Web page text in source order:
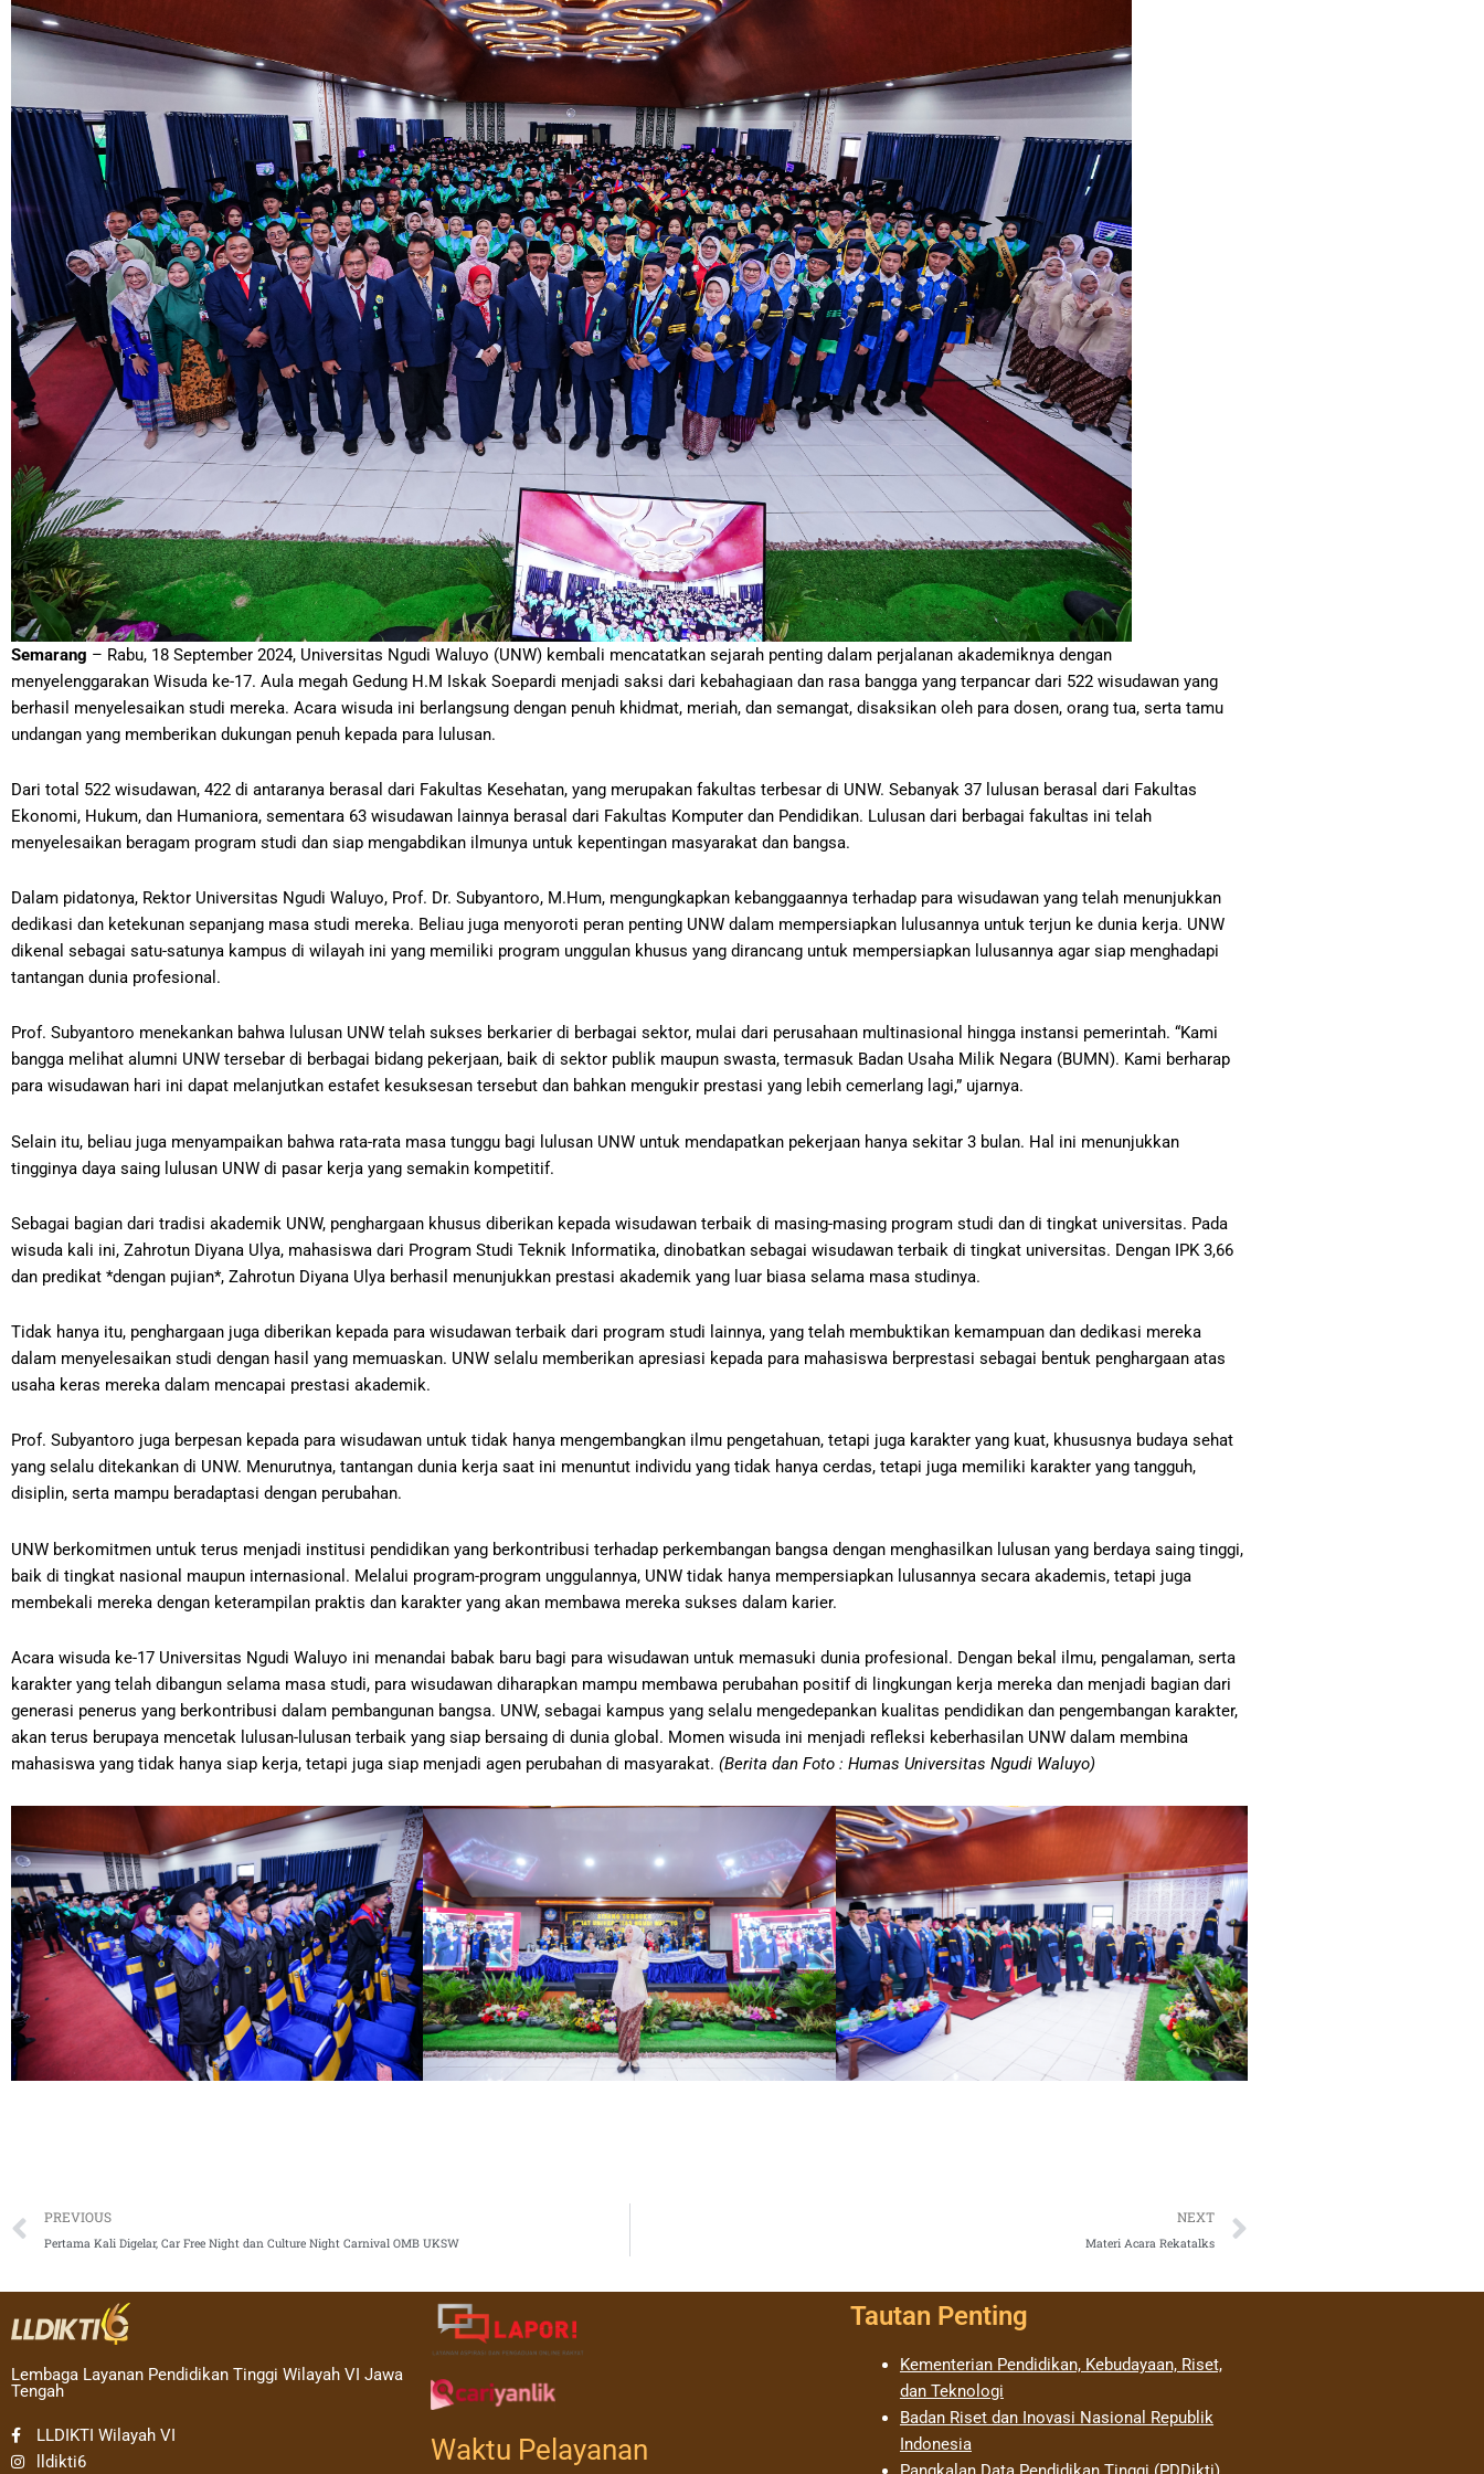
Semarang – Rabu, 18 September 2024, Universitas Ngudi Waluyo (UNW) kembali mencatatkan sejarah penting dalam perjalanan akademiknya dengan
menyelenggarakan Wisuda ke-17. Aula megah Gedung H.M Iskak Soepardi menjadi saksi dari kebahagiaan dan rasa bangga yang terpancar dari 522 wisudawan yang
berhasil menyelesaikan studi mereka. Acara wisuda ini berlangsung dengan penuh khidmat, meriah, dan semangat, disaksikan oleh para dosen, orang tua, serta tamu
undangan yang memberikan dukungan penuh kepada para lulusan.
Dari total 522 wisudawan, 422 di antaranya berasal dari Fakultas Kesehatan, yang merupakan fakultas terbesar di UNW. Sebanyak 37 lulusan berasal dari Fakultas
Ekonomi, Hukum, dan Humaniora, sementara 63 wisudawan lainnya berasal dari Fakultas Komputer dan Pendidikan. Lulusan dari berbagai fakultas ini telah
menyelesaikan beragam program studi dan siap mengabdikan ilmunya untuk kepentingan masyarakat dan bangsa.
Dalam pidatonya, Rektor Universitas Ngudi Waluyo, Prof. Dr. Subyantoro, M.Hum, mengungkapkan kebanggaannya terhadap para wisudawan yang telah menunjukkan
dedikasi dan ketekunan sepanjang masa studi mereka. Beliau juga menyoroti peran penting UNW dalam mempersiapkan lulusannya untuk terjun ke dunia kerja. UNW
dikenal sebagai satu-satunya kampus di wilayah ini yang memiliki program unggulan khusus yang dirancang untuk mempersiapkan lulusannya agar siap menghadapi
tantangan dunia profesional.
Prof. Subyantoro menekankan bahwa lulusan UNW telah sukses berkarier di berbagai sektor, mulai dari perusahaan multinasional hingga instansi pemerintah. “Kami
bangga melihat alumni UNW tersebar di berbagai bidang pekerjaan, baik di sektor publik maupun swasta, termasuk Badan Usaha Milik Negara (BUMN). Kami berharap
para wisudawan hari ini dapat melanjutkan estafet kesuksesan tersebut dan bahkan mengukir prestasi yang lebih cemerlang lagi,” ujarnya.
Selain itu, beliau juga menyampaikan bahwa rata-rata masa tunggu bagi lulusan UNW untuk mendapatkan pekerjaan hanya sekitar 3 bulan. Hal ini menunjukkan
tingginya daya saing lulusan UNW di pasar kerja yang semakin kompetitif.
Sebagai bagian dari tradisi akademik UNW, penghargaan khusus diberikan kepada wisudawan terbaik di masing-masing program studi dan di tingkat universitas. Pada
wisuda kali ini, Zahrotun Diyana Ulya, mahasiswa dari Program Studi Teknik Informatika, dinobatkan sebagai wisudawan terbaik di tingkat universitas. Dengan IPK 3,66
dan predikat *dengan pujian*, Zahrotun Diyana Ulya berhasil menunjukkan prestasi akademik yang luar biasa selama masa studinya.
Tidak hanya itu, penghargaan juga diberikan kepada para wisudawan terbaik dari program studi lainnya, yang telah membuktikan kemampuan dan dedikasi mereka
dalam menyelesaikan studi dengan hasil yang memuaskan. UNW selalu memberikan apresiasi kepada para mahasiswa berprestasi sebagai bentuk penghargaan atas
usaha keras mereka dalam mencapai prestasi akademik.
Prof. Subyantoro juga berpesan kepada para wisudawan untuk tidak hanya mengembangkan ilmu pengetahuan, tetapi juga karakter yang kuat, khususnya budaya sehat
yang selalu ditekankan di UNW. Menurutnya, tantangan dunia kerja saat ini menuntut individu yang tidak hanya cerdas, tetapi juga memiliki karakter yang tangguh,
disiplin, serta mampu beradaptasi dengan perubahan.
UNW berkomitmen untuk terus menjadi institusi pendidikan yang berkontribusi terhadap perkembangan bangsa dengan menghasilkan lulusan yang berdaya saing tinggi,
baik di tingkat nasional maupun internasional. Melalui program-program unggulannya, UNW tidak hanya mempersiapkan lulusannya secara akademis, tetapi juga
membekali mereka dengan keterampilan praktis dan karakter yang akan membawa mereka sukses dalam karier.
Acara wisuda ke-17 Universitas Ngudi Waluyo ini menandai babak baru bagi para wisudawan untuk memasuki dunia profesional. Dengan bekal ilmu, pengalaman, serta
karakter yang telah dibangun selama masa studi, para wisudawan diharapkan mampu membawa perubahan positif di lingkungan kerja mereka dan menjadi bagian dari
generasi penerus yang berkontribusi dalam pembangunan bangsa. UNW, sebagai kampus yang selalu mengedepankan kualitas pendidikan dan pengembangan karakter,
akan terus berupaya mencetak lulusan-lulusan terbaik yang siap bersaing di dunia global. Momen wisuda ini menjadi refleksi keberhasilan UNW dalam membina
mahasiswa yang tidak hanya siap kerja, tetapi juga siap menjadi agen perubahan di masyarakat. (Berita dan Foto : Humas Universitas Ngudi Waluyo)
Prev
PREVIOUS
Pertama Kali Digelar, Car Free Night dan Culture Night Carnival OMB UKSW
NEXT
Materi Acara Rekatalks
Lembaga Layanan Pendidikan Tinggi Wilayah VI Jawa
Tengah
LLDIKTI Wilayah VI
lldikti6
Waktu Pelayanan
Tautan Penting
Kementerian Pendidikan, Kebudayaan, Riset,
dan Teknologi
Badan Riset dan Inovasi Nasional Republik
Indonesia